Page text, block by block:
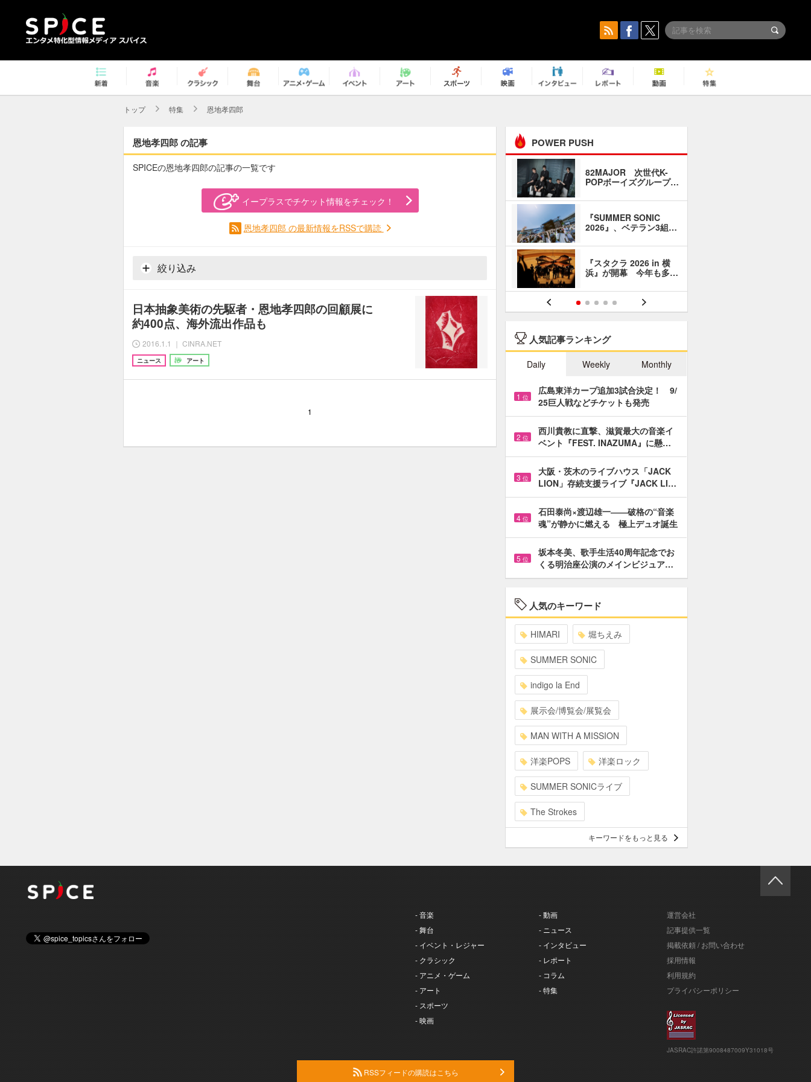
トップ 特集 恩地孝四郎
恩地孝四郎 の記事
SPICEの恩地孝四郎の記事の一覧です
イープラスでチケット情報をチェック！
恩地孝四郎 の最新情報をRSSで購読
絞り込み
日本抽象美術の先駆者・恩地孝四郎の回顧展に
約400点、海外流出作品も
2016.1.1 ｜ CINRA.NET
ニュース アート
1
POWER PUSH
82MAJOR 次世代K-
POPボーイズグループ…
『SUMMER SONIC
2026』、ベテラン3組…
『スタクラ 2026 in 横
浜』が開幕 今年も多…
人気記事ランキング
Daily Weekly Monthly
1 位
広島東洋カープ追加3試合決定！ 9/
25巨人戦などチケットも発売
2 位
西川貴教に直撃、滋賀最大の音楽イ
ベント『FEST. INAZUMA』に懸…
3 位
大阪・茨木のライブハウス「JACK
LION」存続支援ライブ『JACK LI…
4 位
石田泰尚×渡辺雄一――破格の“音楽
魂”が静かに燃える 極上デュオ誕生
5 位
坂本冬美、歌手生活40周年記念でお
くる明治座公演のメインビジュア…
人気のキーワード
HIMARI 堀ちえみ
SUMMER SONIC
indigo la End
展示会/博覧会/展覧会
MAN WITH A MISSION
洋楽POPS 洋楽ロック
SUMMER SONICライブ
The Strokes
キーワードをもっと見る
- 音楽
- 舞台
- イベント・レジャー
- クラシック
- アニメ・ゲーム
- アート
- スポーツ
- 映画
- 動画
- ニュース
- インタビュー
- レポート
- コラム
- 特集
運営会社
記事提供一覧
掲載依頼 / お問い合わせ
採用情報
利用規約
プライバシーポリシー
JASRAC許諾第9008487009Y31018号
RSSフィードの購読はこちら